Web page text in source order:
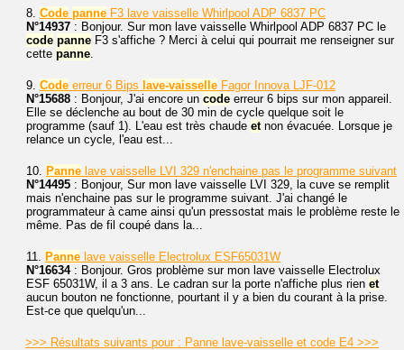
8. Code panne F3 lave vaisselle Whirlpool ADP 6837 PC
N°14937 : Bonjour. Sur mon lave vaisselle Whirlpool ADP 6837 PC le
code panne F3 s'affiche ? Merci à celui qui pourrait me renseigner sur
cette panne.
9. Code erreur 6 Bips lave-vaisselle Fagor Innova LJF-012
N°15688 : Bonjour, J'ai encore un code erreur 6 bips sur mon appareil.
Elle se déclenche au bout de 30 min de cycle quelque soit le
programme (sauf 1). L'eau est très chaude etnon évacuée. Lorsque je
relance un cycle, l'eau est...
10. Panne lave vaisselle LVI 329 n'enchaine pas le programme suivant
N°14495 : Bonjour, Sur mon lave vaisselle LVI 329, la cuve se remplit
mais n'enchaine pas sur le programme suivant. J'ai changé le
programmateur à came ainsi qu'un pressostat mais le problème reste le
même. Pas de fil coupé dans la...
11. Panne lave vaisselle Electrolux ESF65031W
N°16634: Bonjour. Gros problème sur mon lave vaisselle Electrolux
ESF 65031W, il a 3 ans. Le cadran sur la porte n'affiche plus rien et
aucun bouton ne fonctionne, pourtant il y a bien du courant à la prise.
Est-ce que quelqu'un...
>>> Résultats suivants pour : Panne lave-vaisselle et code E4 >>>